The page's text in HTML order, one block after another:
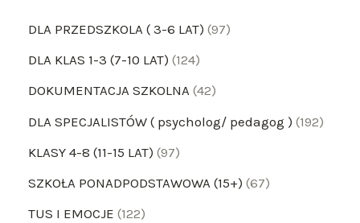
DLA PRZEDSZKOLA ( 3-6 LAT) 97
DLA KLAS 1-3 (7-10 LAT) 124
DOKUMENTACJA SZKOLNA 42
DLA SPECJALISTÓW ( psycholog/ pedagog ) 192
KLASY 4-8 (11-15 LAT) 97
SZKOŁA PONADPODSTAWOWA (15+) 67
TUS I EMOCJE 122